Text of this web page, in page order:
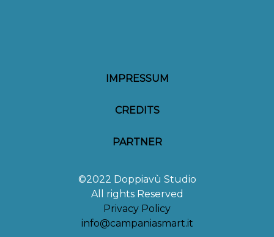
IMPRESSUM
CREDITS
PARTNER
©2022 Doppiavù Studio
All rights Reserved
Privacy Policy
info@campaniasmart.it